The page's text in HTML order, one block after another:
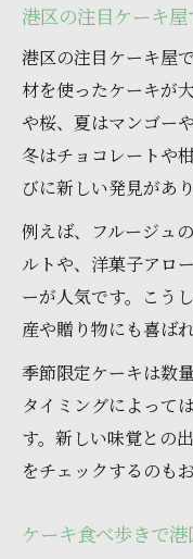
港区の注目ケーキ
港区の注目ケーキ屋
材を使ったケーキが
や桜、夏はマンゴー
冬はチョコレートや
びに新しい発見があり
例えば、フルージュ
ルトや、洋菓子アロ
ーが人気です。こう
産や贈り物にも喜ば
季節限定ケーキは数
タイミングによって
す。新しい味覚との
をチェックするのも
ケーキ食べ歩きで